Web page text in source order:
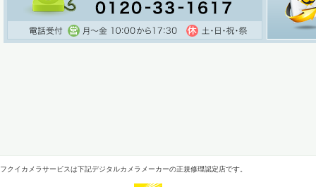
フクイカメラサービスは下記デジタルカメラメーカーの正規修理認定店です。